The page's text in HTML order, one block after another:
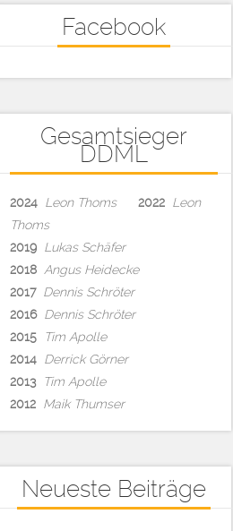
Facebook
Gesamtsieger
DDML
2024 Leon Thoms 2022 Leon
Thoms
2019 Lukas Schäfer
2018 Angus Heidecke
2017 Dennis Schröter
2016 Dennis Schröter
2015
Tim Apolle
2014 Derrick Görner
2013
Tim Apolle
2012 Maik Thumser
Neueste Beiträge